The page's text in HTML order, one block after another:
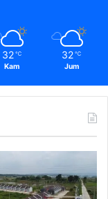
32 ℃
Kam
32 ℃
Jum